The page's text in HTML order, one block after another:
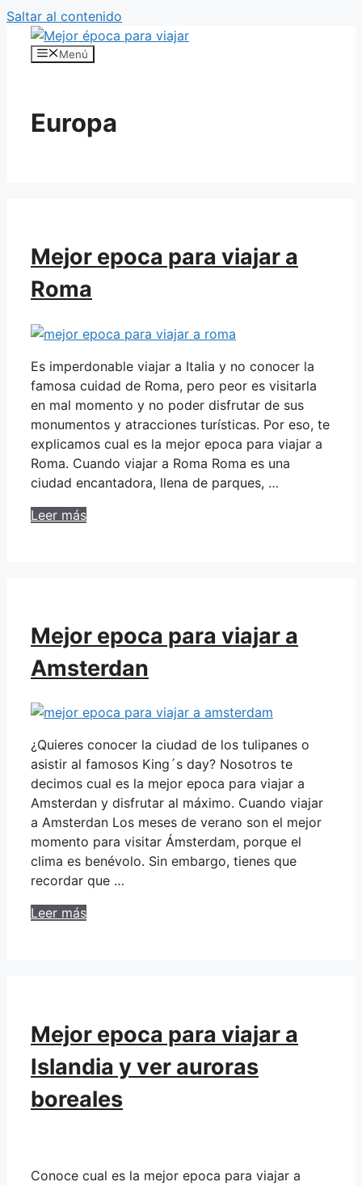
Saltar al contenido
Menú
Europa
Mejor epoca para viajar a
Roma
Es imperdonable viajar a Italia y no conocer la
famosa cuidad de Roma, pero peor es visitarla
en mal momento y no poder disfrutar de sus
monumentos y atracciones turísticas. Por eso, te
explicamos cual es la mejor epoca para viajar a
Roma. Cuando viajar a Roma Roma es una
ciudad encantadora, llena de parques, …
Leer más
Mejor epoca para viajar a
Amsterdan
¿Quieres conocer la ciudad de los tulipanes o
asistir al famosos King´s day? Nosotros te
decimos cual es la mejor epoca para viajar a
Amsterdan y disfrutar al máximo. Cuando viajar
a Amsterdan Los meses de verano son el mejor
momento para visitar Ámsterdam, porque el
clima es benévolo. Sin embargo, tienes que
recordar que …
Leer más
Mejor epoca para viajar a
Islandia y ver auroras
boreales
Conoce cual es la mejor epoca para viajar a